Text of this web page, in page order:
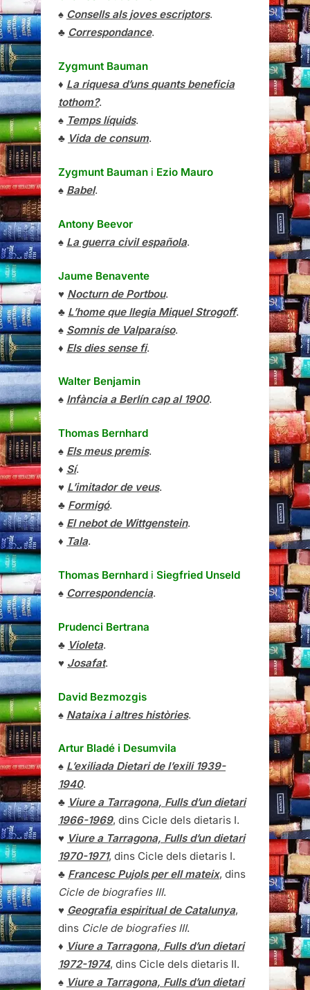
♠ Consells als joves escriptors.
♣ Correspondance.
Zygmunt Bauman
♦ La riquesa d’uns quants beneficia
tothom?.
♠ Temps líquids.
♣ Vida de consum.
Zygmunt Bauman i Ezio Mauro
♠ Babel.
Antony Beevor
♠ La guerra civil española.
Jaume Benavente
♥ Nocturn de Portbou.
♣ L’home que llegia Miquel Strogoff.
♠ Somnis de Valparaíso.
♦ Els dies sense fi.
Walter Benjamin
♠ Infància a Berlín cap al 1900.
Thomas Bernhard
♠ Els meus premis.
♦ Sí.
♥ L’imitador de veus.
♣ Formigó.
♠ El nebot de Wittgenstein.
♦ Tala.
Thomas Bernhard i Siegfried Unseld
♠ Correspondencia.
Prudenci Bertrana
♣ Violeta.
♥ Josafat.
David Bezmozgis
♠ Nataixa i altres històries.
Artur Bladé i Desumvila
♠ L’exiliada Dietari de l’exili 1939-
1940.
♣ Viure a Tarragona, Fulls d’un dietari
1966-1969, dins Cicle dels dietaris I.
♥ Viure a Tarragona, Fulls d’un dietari
1970-1971, dins Cicle dels dietaris I.
♣ Francesc Pujols per ell mateix, dins
Cicle de biografies III.
♥ Geografia espiritual de Catalunya,
dins Cicle de biografies III.
♦ Viure a Tarragona, Fulls d’un dietari
1972-1974, dins Cicle dels dietaris II.
♠ Viure a Tarragona, Fulls d’un dietari